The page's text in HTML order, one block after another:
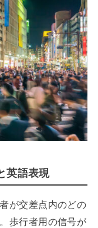
英語表現
が交差点内のどの
歩行者用の信号が